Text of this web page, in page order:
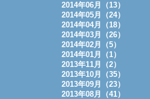
2014年06月（13）
2014年05月（24）
2014年04月（18）
2014年03月（26）
2014年02月（5）
2014年01月（1）
2013年11月（2）
2013年10月（35）
2013年09月（23）
2013年08月（41）